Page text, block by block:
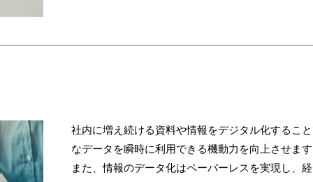
社内に増え続ける資料や情報をデジタル化するこ
なデータを瞬時に利用できる機動力を向上させま
また、情報のデータ化はペーパーレスを実現し、